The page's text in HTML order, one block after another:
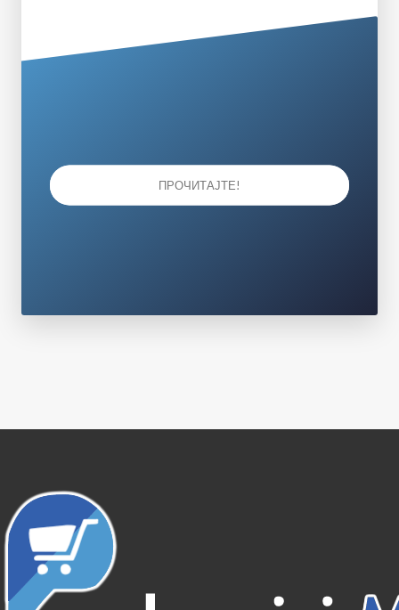
ПРОЧИТАЈТЕ!